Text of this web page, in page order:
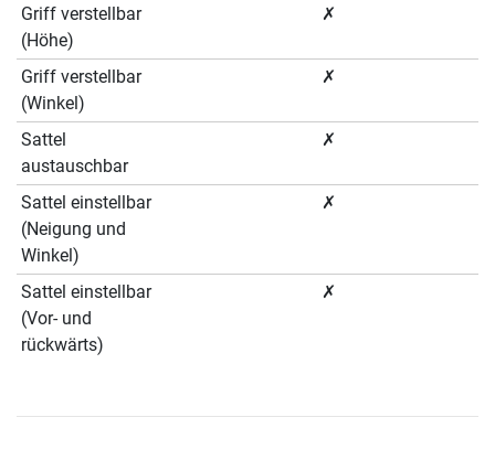
Griff verstellbar
(Höhe)
✗
Griff verstellbar
(Winkel)
✗
Sattel
austauschbar
✗
Sattel einstellbar
(Neigung und
Winkel)
✗
Sattel einstellbar
(Vor- und
rückwärts)
✗